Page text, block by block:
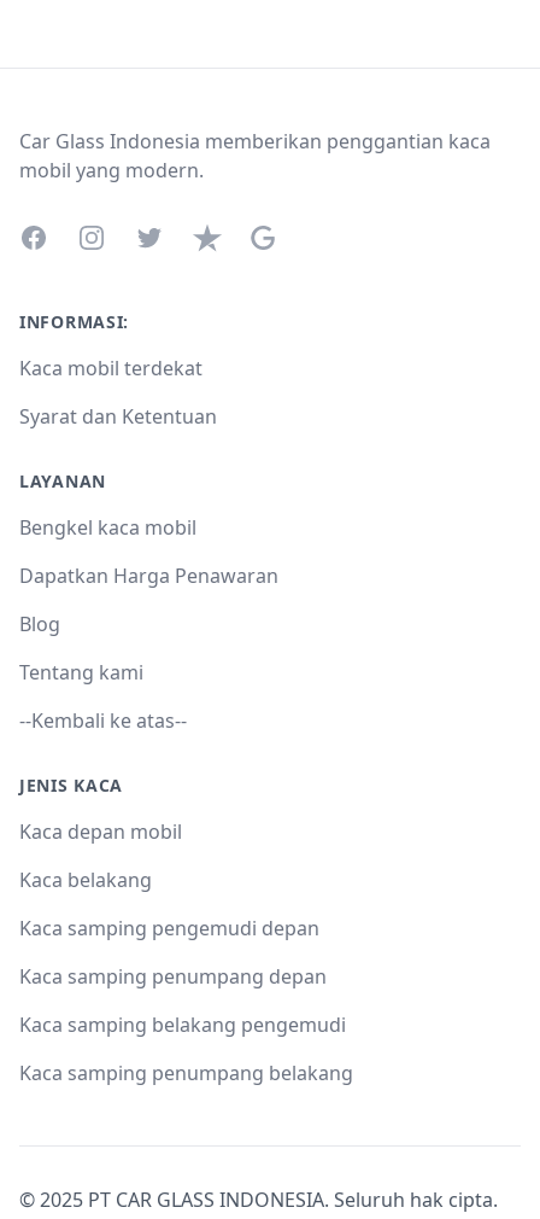
Car Glass Indonesia memberikan penggantian kaca
mobil yang modern.
FacebookInstagramTwitterTrustpilotGoogle Business Profile
INFORMASI:
Kaca mobil terdekat
Syarat dan Ketentuan
LAYANAN
Bengkel kaca mobil
Dapatkan Harga Penawaran
Blog
Tentang kami
--Kembali ke atas--
JENIS KACA
Kaca depan mobil
Kaca belakang
Kaca samping pengemudi depan
Kaca samping penumpang depan
Kaca samping belakang pengemudi
Kaca samping penumpang belakang
© 2025 PT CAR GLASS INDONESIA. Seluruh hak cipta.